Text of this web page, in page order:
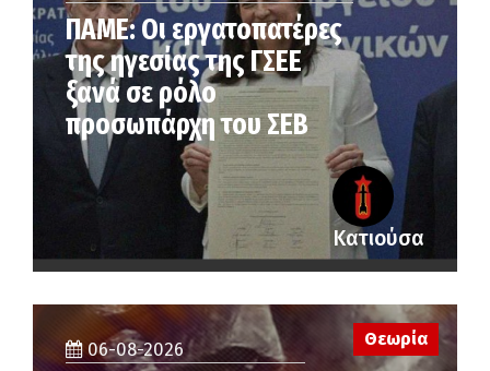
ΠΑΜΕ: Οι εργατοπατέρες
της ηγεσίας της ΓΣΕΕ
ξανά σε ρόλο
προσωπάρχη του ΣΕΒ
Κατιούσα
06-08-2026
Θεωρία